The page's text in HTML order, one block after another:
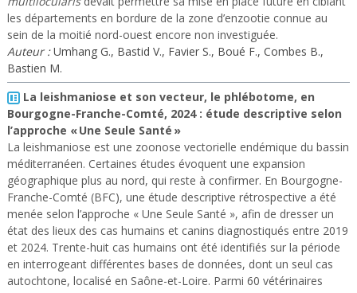
les départements en bordure de la zone d’enzootie connue au
sein de la moitié nord-ouest encore non investiguée.
Auteur :Umhang G., Bastid V., Favier S., Boué F., Combes B.,
Bastien M.
La leishmaniose et son vecteur, le phlébotome, en
Bourgogne-Franche-Comté, 2024 : étude descriptive selon
l’approche « Une Seule Santé »
La leishmaniose est une zoonose vectorielle endémique du bassin
méditerranéen. Certaines études évoquent une expansion
géographique plus au nord, qui reste à confirmer. En Bourgogne-
Franche-Comté (BFC), une étude descriptive rétrospective a été
menée selon l’approche « Une Seule Santé », afin de dresser un
état des lieux des cas humains et canins diagnostiqués entre 2019
et 2024. Trente-huit cas humains ont été identifiés sur la période
en interrogeant différentes bases de données, dont un seul cas
autochtone, localisé en Saône-et-Loire. Parmi 60 vétérinaires